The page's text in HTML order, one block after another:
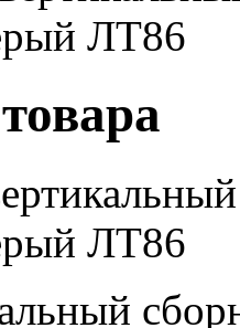
ЛТ86